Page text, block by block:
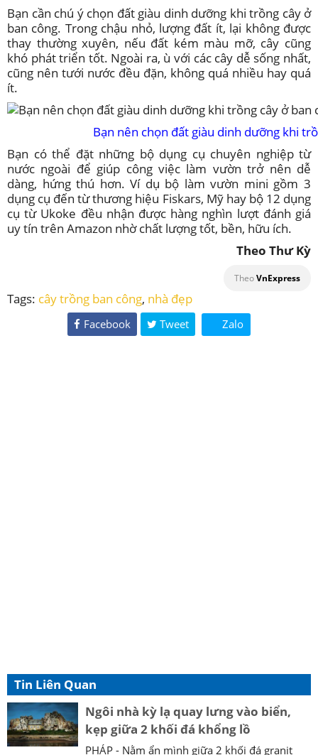
Bạn cần chú ý chọn đất giàu dinh dưỡng khi trồng cây ở
ban công. Trong chậu nhỏ, lượng đất ít, lại không được
thay thường xuyên, nếu đất kém màu mỡ, cây cũng
khó phát triển tốt. Ngoài ra, ù với các cây dễ sống nhất,
cũng nên tưới nước đều đặn, không quá nhiều hay quá
ít.
Bạn nên chọn đất giàu dinh dưỡng khi
Bạn có thể đặt những bộ dụng cụ chuyên nghiệp từ
nước ngoài để giúp công việc làm vườn trở nên dễ
dàng, hứng thú hơn. Ví dụ bộ làm vườn mini gồm 3
dụng cụ đến từ thương hiệu Fiskars, Mỹ hay bộ 12 dụng
cụ từ Ukoke đều nhận được hàng nghìn lượt đánh giá
uy tín trên Amazon nhờ chất lượng tốt, bền, hữu ích.
Theo Thư Kỳ
TheoVnExpress
Tags: cây trồng ban công, nhà đẹp
Facebook Tweet Zalo
Tin Liên Quan
Ngôi nhà kỳ lạ quay lưng vào biển,
kẹp giữa 2 khối đá khổng lồ
PHÁP - Nằm ẩn mình giữa 2 khối đá granit